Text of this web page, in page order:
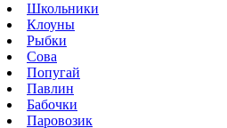
Школьники
Клоуны
Рыбки
Сова
Попугай
Павлин
Бабочки
Паровозик